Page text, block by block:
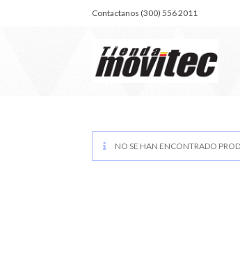
Contactanos (300) 556 2011
NO SE HAN ENCONTRADO